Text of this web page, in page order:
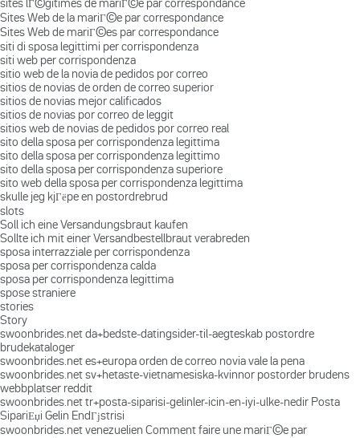
sites lГ©gitimes de mariГ©e par correspondance
Sites Web de la mariГ©e par correspondance
Sites Web de mariГ©es par correspondance
siti di sposa legittimi per corrispondenza
siti web per corrispondenza
sitio web de la novia de pedidos por correo
sitios de novias de orden de correo superior
sitios de novias mejor calificados
sitios de novias por correo de leggit
sitios web de novias de pedidos por correo real
sito della sposa per corrispondenza legittima
sito della sposa per corrispondenza legittimo
sito della sposa per corrispondenza superiore
sito web della sposa per corrispondenza legittima
skulle jeg kjГёpe en postordrebrud
slots
Soll ich eine Versandungsbraut kaufen
Sollte ich mit einer Versandbestellbraut verabreden
sposa interrazziale per corrispondenza
sposa per corrispondenza calda
sposa per corrispondenza legittima
spose straniere
stories
Story
swoonbrides.net da+bedste-datingsider-til-aegteskab postordre
brudekataloger
swoonbrides.net es+europa orden de correo novia vale la pena
swoonbrides.net sv+hetaste-vietnamesiska-kvinnor postorder brudens
webbplatser reddit
swoonbrides.net tr+posta-siparisi-gelinler-icin-en-iyi-ulke-nedir Posta
SipariЕџi Gelin EndГјstrisi
swoonbrides.net venezuelien Comment faire une mariГ©e par